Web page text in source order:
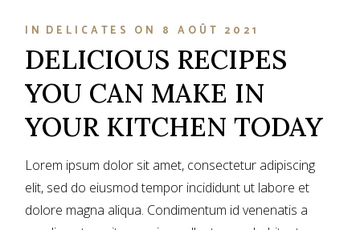
IN DELICATES ON 8 AOÛT 2021
DELICIOUS RECIPES
YOU CAN MAKE IN
YOUR KITCHEN TODAY
Lorem ipsum dolor sit amet, consectetur adipiscing
elit, sed do eiusmod tempor incididunt ut labore et
dolore magna aliqua. Condimentum id venenatis a